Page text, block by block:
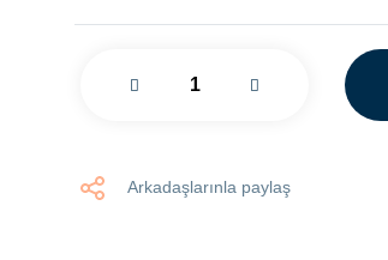
Arkadaşlarınla paylaş